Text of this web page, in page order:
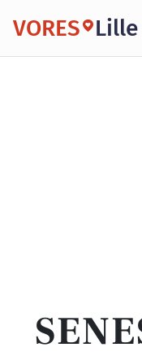
VORES Lille